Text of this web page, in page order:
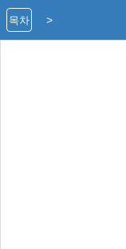
>
목차